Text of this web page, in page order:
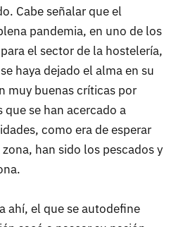
Cabe señalar que el
pandemia, en uno de los
el sector de la hostelería,
haya dejado el alma en su
muy buenas críticas por
se han acercado a
como era de esperar
han sido los pescados y
ahí, el que se autodefine